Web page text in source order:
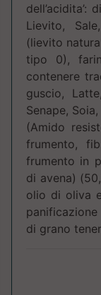
dell’acidita’:
Lievito,
(lievito
tipo 0),
contenere
guscio,
Senape,
(Amido
frumento,
frumento in
di avena)
olio di oliva
di grano